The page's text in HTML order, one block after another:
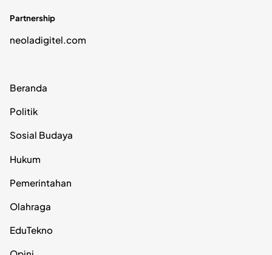
Partnership
neoladigitel.com
Beranda
Politik
Sosial Budaya
Hukum
Pemerintahan
Olahraga
EduTekno